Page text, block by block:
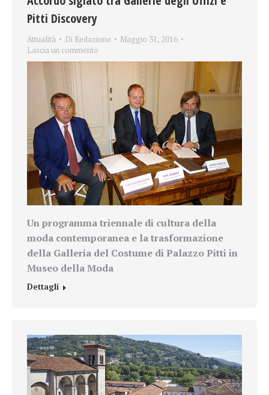
Pitti Discovery
Attualità Di Redazione
Maggio 31, 2016
Lascia un commento
Un programma triennale di cultura della
moda contemporanea e la trasformazione
della Galleria del Costume di Palazzo Pittiin
Museo della Moda
Dettagli